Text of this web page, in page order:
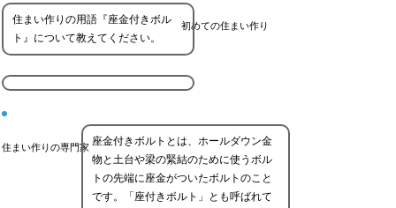
初めての住まい作り
住まい作りの用語『座金付きボル
ト』について教えてください。
住まい作りの専門家 座金付きボルトとは、ホールダウン金
物と土台や梁の緊結のために使うボル
トの先端に座金がついたボルトのこと
です。「座付きボルト」とも呼ばれて